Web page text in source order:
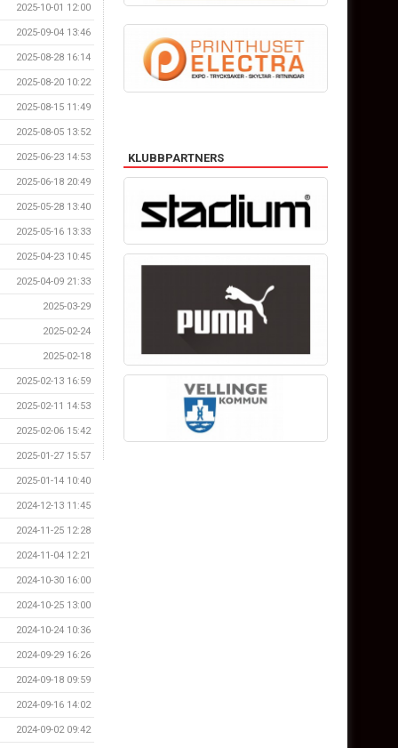
2025-10-01 12:00
2025-09-04 13:46
2025-08-28 16:14
2025-08-20 10:22
2025-08-15 11:49
2025-08-05 13:52
2025-06-23 14:53
2025-06-18 20:49
2025-05-28 13:40
2025-05-16 13:33
2025-04-23 10:45
2025-04-09 21:33
2025-03-29
2025-02-24
2025-02-18
2025-02-13 16:59
2025-02-11 14:53
2025-02-06 15:42
2025-01-27 15:57
2025-01-14 10:40
2024-12-13 11:45
2024-11-25 12:28
2024-11-04 12:21
2024-10-30 16:00
2024-10-25 13:00
2024-10-24 10:36
2024-09-29 16:26
2024-09-18 09:59
2024-09-16 14:02
2024-09-02 09:42
KLUBBPARTNERS